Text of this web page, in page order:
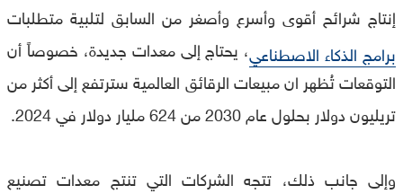
إنتاج شرائح أقوى وأسرع وأصغر من السابق لتلبية متطلبات
برامج الذكاء الاصطناعي، يحتاج إلى معدات جديدة، خصوصاً أن
التوقعات تُظهر ان مبيعات الرقائق العالمية سترتفع إلى أكثر من
تريليون دولار بحلول عام 2030 من 624 مليار دولار في 2024.
وإلى جانب ذلك، تتجه الشركات التي تنتج معدات تصنيع